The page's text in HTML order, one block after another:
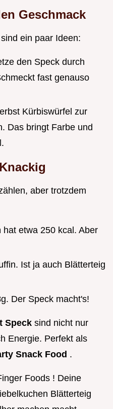
Geschmack
ein paar Ideen:
den Speck durch
fast genauso
Kürbiswürfel zur
Das bringt Farbe und
aber trotzdem
hat etwa 250 kcal. Aber
Ist ja auch Blätterteig
Der Speck macht's!
Speck sind nicht nur
Energie. Perfekt als
Snack Food .
Foods ! Deine
Blätterteig